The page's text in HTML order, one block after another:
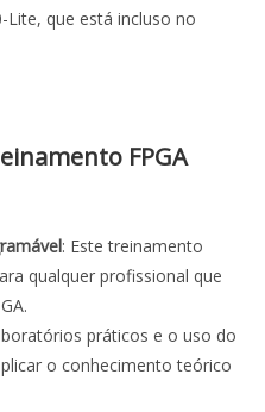
que está incluso no
FPGA
: Este treinamento
qualquer profissional que
práticos e o uso do
o conhecimento teórico